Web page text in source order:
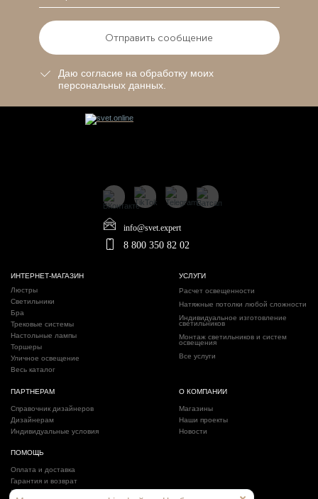
Отправить сообщение
Даю согласие на обработку моих
персональных данных.
info@svet.expert
8 800 350 82 02
ИНТЕРНЕТ-МАГАЗИН
Люстры
Светильники
Бра
Трековые системы
Настольные лампы
Торшеры
Уличное освещение
Весь каталог
УСЛУГИ
Расчет освещенности
Натяжные потолки любой сложности
Индивидуальное изготовление
светильников
Монтаж светильников и систем
освещения
Все услуги
О КОМПАНИИ
Магазины
Наши проекты
Новости
ПАРТНЕРАМ
Справочник дизайнеров
Дизайнерам
Индивидуальные условия
ПОМОЩЬ
Оплата и доставка
Гарантия и возврат
Политика конфиденциальности